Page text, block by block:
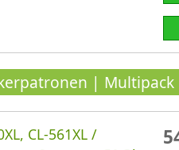
| Multipack
CL-561XL /